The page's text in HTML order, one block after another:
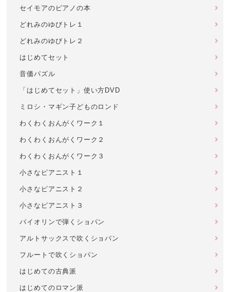
セイモアのピアノの本
どれみのゆびトレ１
どれみのゆびトレ２
はじめてセット
音価パズル
「はじめてセット」使い方DVD
ミロシ・マギン子どものロンド
わくわくおんがくワーク１
わくわくおんがくワーク２
わくわくおんがくワーク３
小さなピアニスト１
小さなピアニスト２
小さなピアニスト３
バイオリンで弾くショパン
アルトサックスで吹くショパン
フルートで吹くショパン
はじめての古典派
はじめてのロマン派